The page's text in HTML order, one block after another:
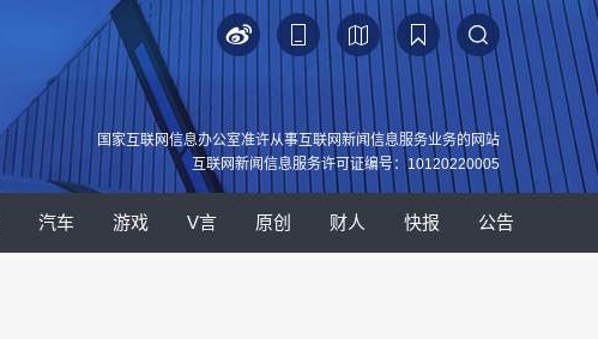
国家互联网信息办公室准许从事互联网新闻信息服务业务的网站
互联网新闻信息服务许可证编号：10120220005
汽车 游戏 V言 原创 财人 快报 公告